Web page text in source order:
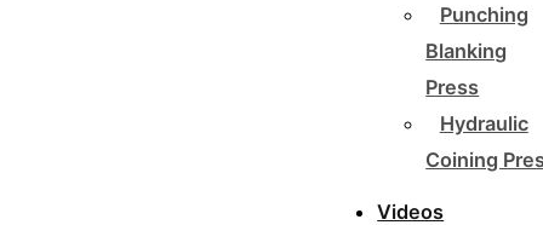
Punching
Blanking
Press
Hydraulic
Coining
Videos